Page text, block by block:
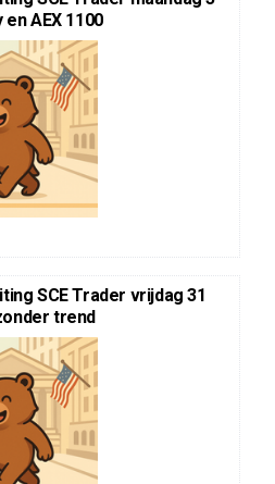
AEX 1100
SCE Trader vrijdag 31
trend